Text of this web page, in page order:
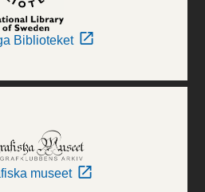
Biblioteket
museet